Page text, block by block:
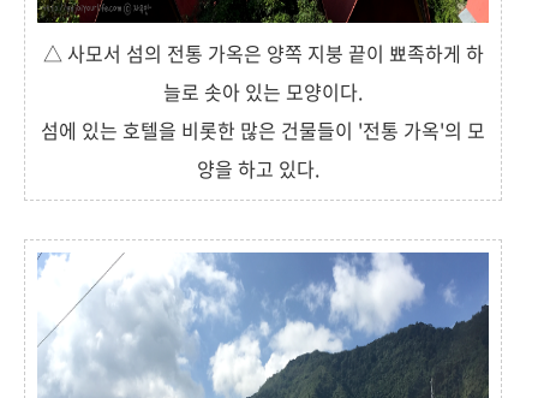
△ 사모서 섬의 전통 가옥은 양쪽 지붕 끝이 뾰족하게 하
늘로 솟아 있는 모양이다.
섬에 있는 호텔을 비롯한 많은 건물들이 '전통 가옥'의 모
양을 하고 있다.